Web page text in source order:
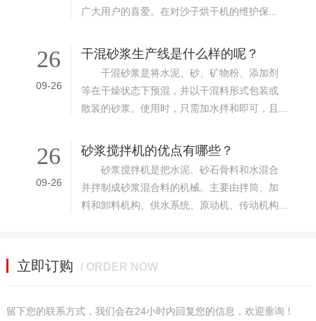
广大用户的喜爱。在对沙子烘干机的维护保...
26
09-26
干混砂浆生产线是什么样的呢？
干混砂浆是将水泥、砂、矿物粉、添加剂
等在干燥状态下预混，并以干混料形式包装或
散装的砂浆。使用时，只需加水拌和即可，且...
26
09-26
砂浆搅拌机的优点有哪些？
砂浆搅拌机是把水泥、砂石骨料和水混合
并拌制成砂浆混合料的机械。主要由拌筒、加
料和卸料机构、供水系统、原动机、传动机构...
立即订购 / ORDER NOW
留下您的联系方式，我们会在24小时内回复您的信息，欢迎垂询！